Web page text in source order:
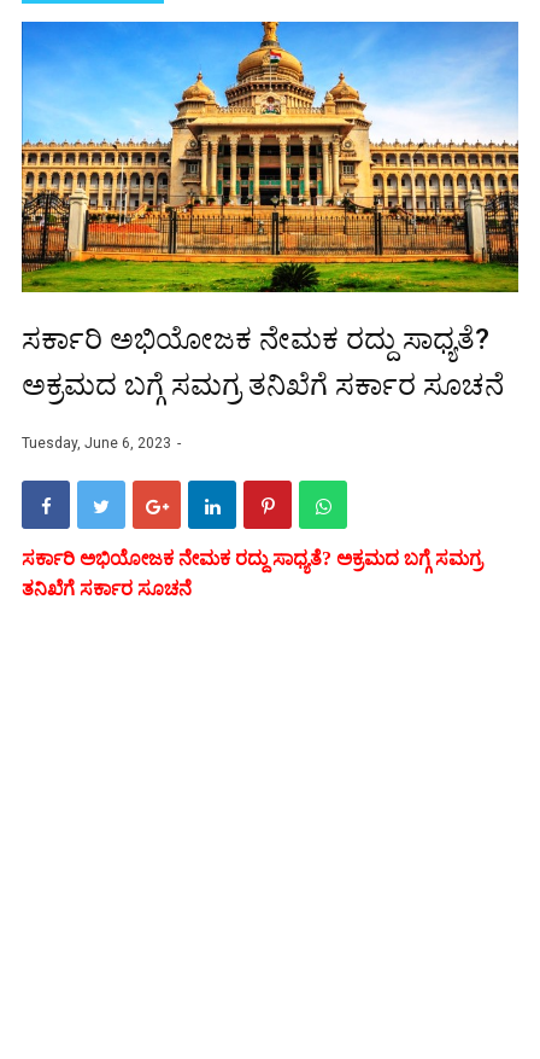
ಸರ್ಕಾರಿ ಅಭಿಯೋಜಕ ನೇಮಕ ರದ್ದು ಸಾಧ್ಯತೆ?
ಅಕ್ರಮದ ಬಗ್ಗೆ ಸಮಗ್ರ ತನಿಖೆಗೆ ಸರ್ಕಾರ ಸೂಚನೆ
Tuesday, June 6, 2023
ಸರ್ಕಾರಿ ಅಭಿಯೋಜಕ ನೇಮಕ ರದ್ದು ಸಾಧ್ಯತೆ? ಅಕ್ರಮದ ಬಗ್ಗೆ ಸಮಗ್ರ
ತನಿಖೆಗೆ ಸರ್ಕಾರ ಸೂಚನೆ